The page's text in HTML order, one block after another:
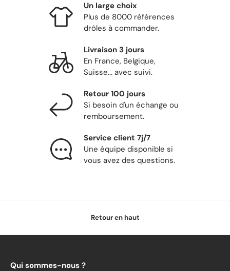
Un large choix
Plus de 8000 références
drôles à commander.
Livraison 3 jours
En France, Belgique,
Suisse... avec suivi.
Retour 100 jours
Si besoin d'un échange ou
remboursement.
Service client 7j/7
Une équipe disponible si
vous avez des questions.
Retour en haut
Qui sommes-nous ?